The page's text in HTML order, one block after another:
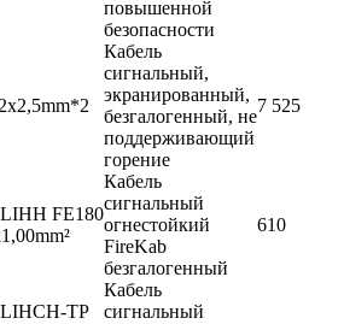
повышенной
безопасности
Кабель
сигнальный,
экранированный,
безгалогенный, не
поддерживающий
горение
7 525
FE180
Кабель
сигнальный
огнестойкий
FireKab
безгалогенный
610
TP
Кабель
сигнальный